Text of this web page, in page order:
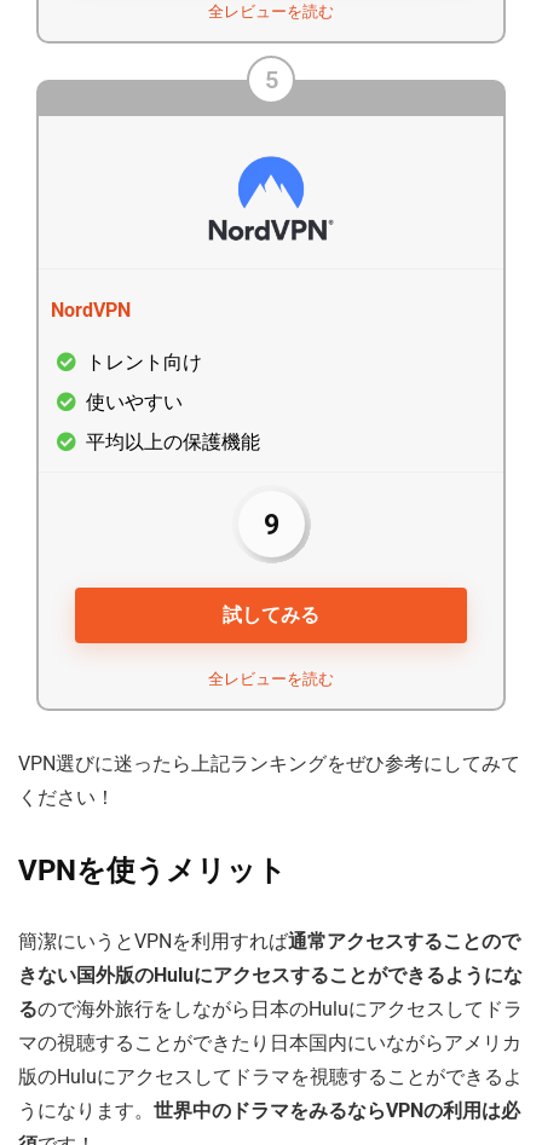
全レビューを読む
5
NordVPN
トレント向け
使いやすい
平均以上の保護機能
9
試してみる
全レビューを読む
VPN選びに迷ったら上記ランキングをぜひ参考にしてみて
ください！
VPNを使うメリット
簡潔にいうとVPNを利用すれば通常アクセスすることので
きない国外版のHuluにアクセスすることができるようにな
るので海外旅行をしながら日本のHuluにアクセスしてドラ
マの視聴することができたり日本国内にいながらアメリカ
版のHuluにアクセスしてドラマを視聴することができるよ
うになります。 世界中のドラマをみるならVPNの利用は必